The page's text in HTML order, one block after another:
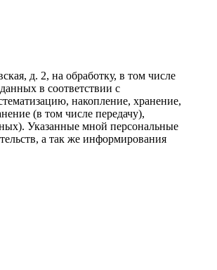
д. 2, на обработку, в том числе
в соответствии с
накопление, хранение,
(в том числе передачу),
Указанные мной персональные
а так же информирования